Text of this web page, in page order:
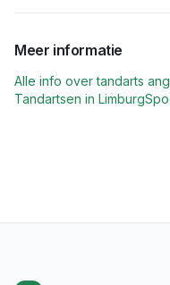
Meer informatie
Alle info over tandarts
Tandartsen in Limburg